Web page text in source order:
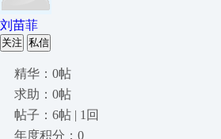
刘苗菲
关注 私信
精华：0帖
求助：0帖
帖子：6帖 | 1回
年度积分：0